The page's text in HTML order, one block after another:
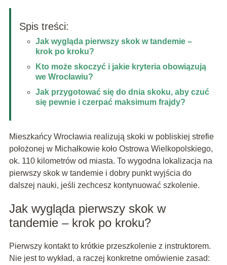
Spis treści:
Jak wygląda pierwszy skok w tandemie –
krok po kroku?
Kto może skoczyć i jakie kryteria obowiązują
we Wrocławiu?
Jak przygotować się do dnia skoku, aby czuć
się pewnie i czerpać maksimum frajdy?
Mieszkańcy Wrocławia realizują skoki w pobliskiej strefie
położonej w Michałkowie koło Ostrowa Wielkopolskiego,
ok. 110 kilometrów od miasta. To wygodna lokalizacja na
pierwszy skok w tandemie i dobry punkt wyjścia do
dalszej nauki, jeśli zechcesz kontynuować szkolenie.
Jak wygląda pierwszy skok w
tandemie – krok po kroku?
Pierwszy kontakt to krótkie przeszkolenie z instruktorem.
Nie jest to wykład, a raczej konkretne omówienie zasad: